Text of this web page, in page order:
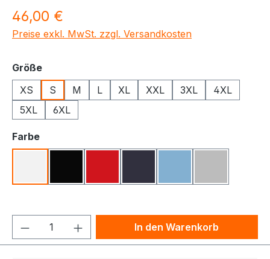
Regulärer Preis:
46,00 €
Preise exkl. MwSt. zzgl. Versandkosten
Größeauswählen
XS
S M L XL XXL 3XL
4XL
5XL
6XL
Farbeauswählen
Produkt Anzahl: Gib denIn den Warenkorb